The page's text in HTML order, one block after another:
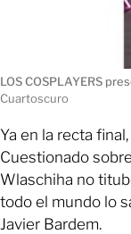
LOS COSPLAYERS
Cuartoscuro
Ya en la recta
Cuestionado
Wlaschiha no
todo el mundo lo
Javier Bardem.